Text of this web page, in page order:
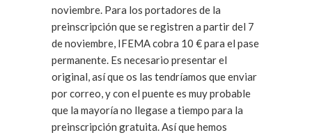
noviembre. Para los portadores de la
preinscripción que se registren a partir del 7
de noviembre, IFEMA cobra 10 € para el pase
permanente. Es necesario presentar el
original, así que os las tendríamos que enviar
por correo, y con el puente es muy probable
que la mayoría no llegase a tiempo para la
preinscripción gratuita. Así que hemos